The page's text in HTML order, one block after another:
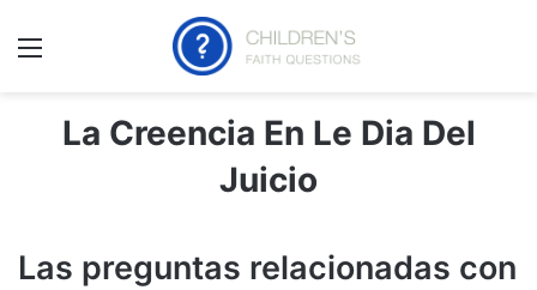
La Creencia En Le Dia Del
Juicio
Las preguntas relacionadas con